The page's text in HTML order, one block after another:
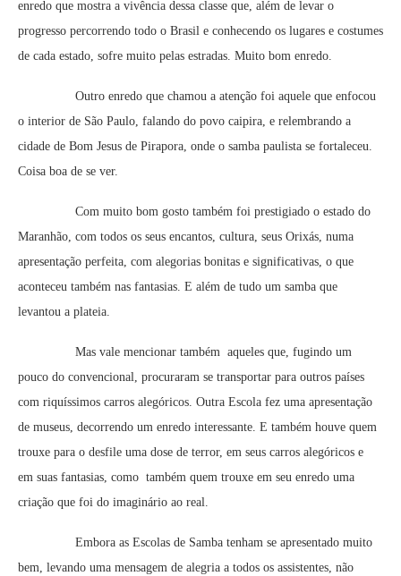
enredo que mostra a vivência dessa classe que, além de levar o
progresso percorrendo todo o Brasil e conhecendo os lugares e costumes
de cada estado, sofre muito pelas estradas. Muito bom enredo.
Outro enredo que chamou a atenção foi aquele que enfocou
o interior de São Paulo, falando do povo caipira, e relembrando a
cidade de Bom Jesus de Pirapora, onde o samba paulista se fortaleceu.
Coisa boa de se ver.
Com muito bom gosto também foi prestigiado o estado do
Maranhão, com todos os seus encantos, cultura, seus Orixás, numa
apresentação perfeita, com alegorias bonitas e significativas, o que
aconteceu também nas fantasias. E além de tudo um samba que
levantou a plateia.
Mas vale mencionar também aqueles que, fugindo um
pouco do convencional, procuraram se transportar para outros países
com riquíssimos carros alegóricos. Outra Escola fez uma apresentação
de museus, decorrendo um enredo interessante. E também houve quem
trouxe para o desfile uma dose de terror, em seus carros alegóricos e
em suas fantasias, como também quem trouxe em seu enredo uma
criação que foi do imaginário ao real.
Embora as Escolas de Samba tenham se apresentado muito
bem, levando uma mensagem de alegria a todos os assistentes, não